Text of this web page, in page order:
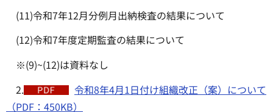
(11)令和7年12月分例月出納検査の結果について
(12)令和7年度定期監査の結果について
※(9)~(12)は資料なし
2.
令和8年4月1日付け組織改正（案）について
（PDF：450KB）